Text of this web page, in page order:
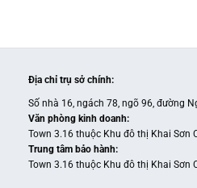
Địa chỉ trụ sở chính:
Số nhà 16, ngách 78, ngõ 96, đường
Văn phòng kinh doanh:
Town 3.16 thuộc Khu đô thị Khai Sơn
Trung tâm bảo hành:
Town 3.16 thuộc Khu đô thị Khai Sơn